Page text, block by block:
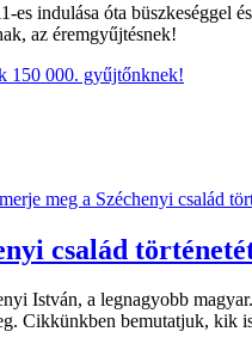
es indulása óta büszkeséggel
az éremgyűjtésnek!
150 000. gyűjtőnknek!
család
István, a legnagyobb
Cikkünkben bemutatjuk, kik